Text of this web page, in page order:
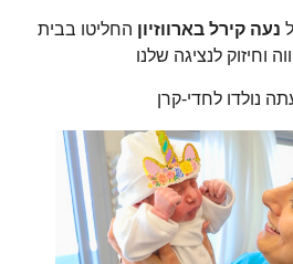
נעה קירל בארווזיון החליטו בבית
וחיזוק לנציגה שלנו
נולדו לחדי-קרן